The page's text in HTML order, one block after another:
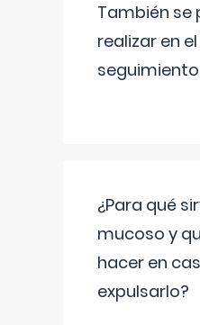
También se
realizar en el
seguimiento
¿Para qué
mucoso y
hacer en
expulsarlo?